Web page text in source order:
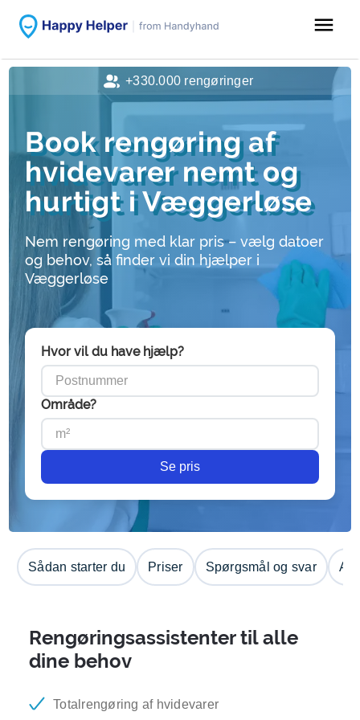
menu
Book rengøring af
hvidevarer nemt og
hurtigt i Væggerløse
Nem rengøring med klar pris – vælg datoer
og behov, så finder vi din hjælper i
Væggerløse
Hvor vil du have hjælp?
Område?
Se pris
Sådan starter du Priser Spørgsmål og svar
Rengøringsassistenter til alle
dine behov
Totalrengøring af hvidevarer
+330.000 rengøringer